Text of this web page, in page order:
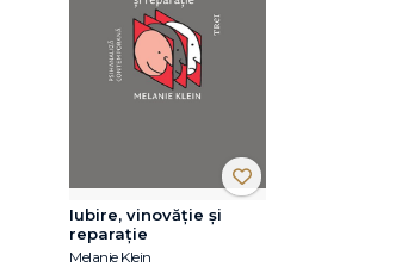
Iubire, vinovăție și
reparație
Melanie Klein